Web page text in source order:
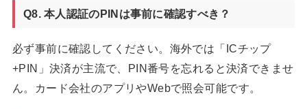
Q8. 本人認証のPINは事前に確認すべき？
必ず事前に確認してください。海外では「ICチップ
+PIN」決済が主流で、PIN番号を忘れると決済できませ
ん。カード会社のアプリやWebで照会可能です。